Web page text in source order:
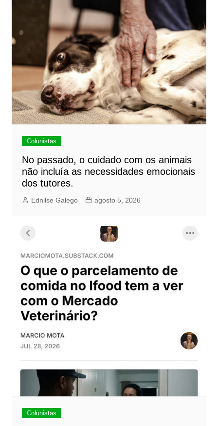
Colunistas
No passado, o cuidado com os animais
não incluía as necessidades emocionais
dos tutores.
Ednilse Galego agosto 5, 2026
Colunistas